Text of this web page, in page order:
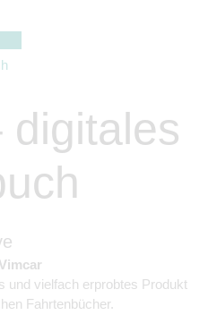
digitales
und vielfach erprobtes Produkt
Fahrtenbücher.